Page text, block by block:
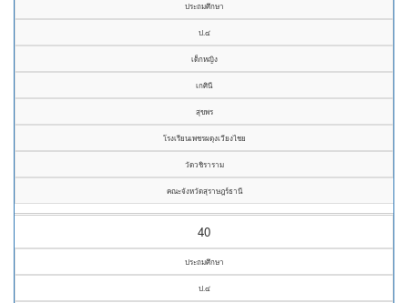
ประถมศึกษา
ป.๔
เด็กหญิง
เกศินี
สุขพร
โรงเรียนเพชรผดุงเวียงไชย
วัดวชิราราม
คณะจังหวัดสุราษฎร์ธานี
40
ประถมศึกษา
ป.๔